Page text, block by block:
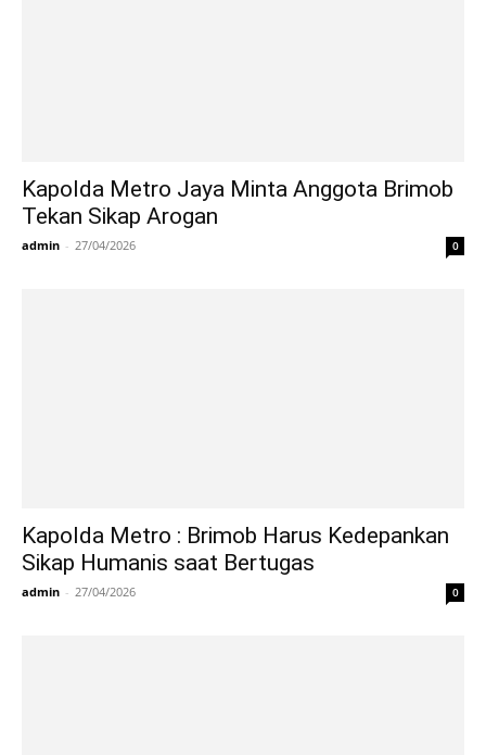
Kapolda Metro Jaya Minta Anggota Brimob
Tekan Sikap Arogan
admin - 27/04/2026 0
Kapolda Metro : Brimob Harus Kedepankan
Sikap Humanis saat Bertugas
admin - 27/04/2026 0